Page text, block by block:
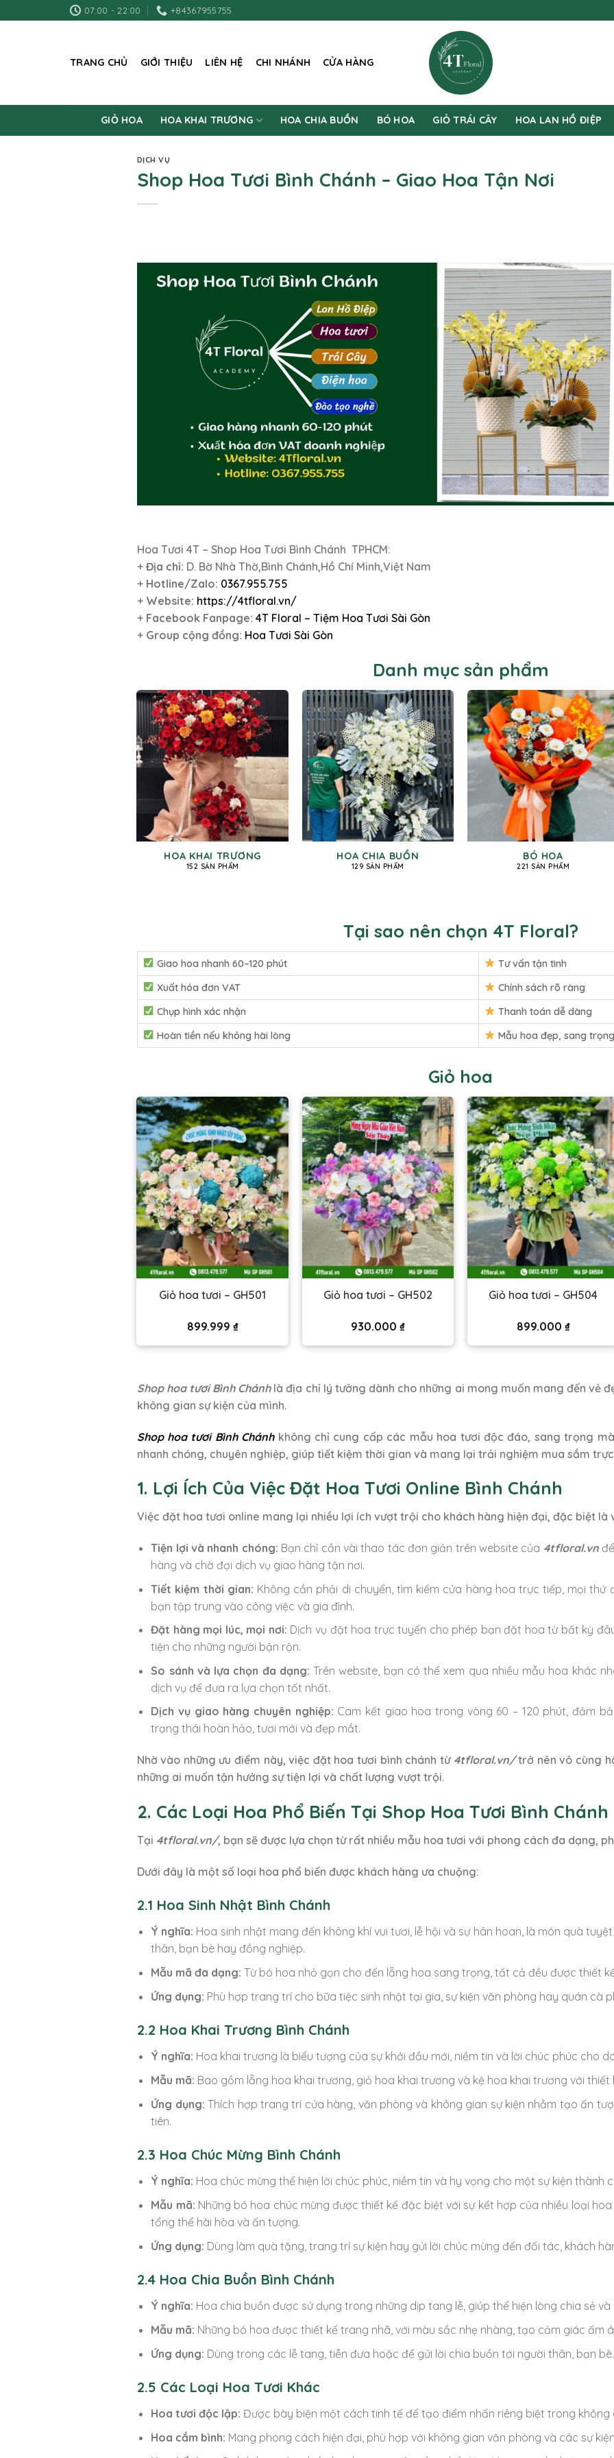
to
07:00 - 22:00 +84367955755
TRANG CHỦ GIỚI THIỆU LIÊN HỆ CHI NHÁNH CỬA HÀNG
GIỎ HOA HOA KHAI TRƯƠNG HOA CHIA BUỒN BÓ HOA GIỎ TRÁI CÂY HOA LAN HỒ ĐIỆP
DỊCH VỤ
Shop Hoa Tươi Bình Chánh – Giao Hoa Tận Nơi
Hoa Tươi 4T – Shop Hoa Tươi Bình Chánh TPHCM:
+ Địa chỉ: D. Bờ Nhà Thờ,Bình Chánh,Hồ Chí Minh,Việt Nam
+ Hotline/Zalo: 0367.955.755
+ Website: https://4tfloral.vn/
+ Facebook Fanpage: 4T Floral – Tiệm Hoa Tươi Sài Gòn
+ Group cộng đồng: Hoa Tươi Sài Gòn
Danh mục sản phẩm
HOA KHAI TRƯƠNG
152 SẢN PHẨM
HOA CHIA BUỒN
129 SẢN PHẨM
BÓ HOA
221 SẢN PHẨM
Tại sao nên chọn 4T Floral?
Giao hoa nhanh 60–120 phút
Tư vấn tận tình
Xuất hóa đơn VAT
Chính sách rõ ràng
Chụp hình xác nhận
Thanh toán dễ dàng
Hoàn tiền nếu không hài lòng
Mẫu hoa đẹp, sang trọng
Giỏ hoa
Giỏ hoa tươi – GH501
899.999 ₫
Giỏ hoa tươi – GH502
930.000 ₫
Giỏ hoa tươi – GH504
899.000 ₫
Shop hoa tươi Bình Chánhlà địa chỉ lý tưởng dành cho những ai mong muốn mang đến vẻ
không gian sự kiện của mình.
Shop hoa tươi Bình Chánhkhông chỉ cung cấp các mẫu hoa tươi độc đáo, sang trọng
nhanh chóng, chuyên nghiệp, giúp tiết kiệm thời gian và mang lại trải nghiệm mua sắm
1. Lợi Ích Của Việc Đặt Hoa Tươi Online Bình Chánh
Việc đặt hoa tươi online mang lại nhiều lợi ích vượt trội cho khách hàng hiện đại, đặc biệt là
Tiện lợi và nhanh chóng: Bạn chỉ cần vài thao tác đơn giản trên website của 4tfloral.vn
hàng và chờ đợi dịch vụ giao hàng tận nơi.
Tiết kiệm thời gian: Không cần phải di chuyển, tìm kiếm cửa hàng hoa trực tiếp, mọi thứ
bạn tập trung vào công việc và gia đình.
Đặt hàng mọi lúc, mọi nơi: Dịch vụ đặt hoa trực tuyến cho phép bạn đặt hoa từ bất kỳ
tiện cho những người bận rộn.
So sánh và lựa chọn đa dạng: Trên website, bạn có thể xem qua nhiều mẫu hoa khác
dịch vụ để đưa ra lựa chọn tốt nhất.
Dịch vụ giao hàng chuyên nghiệp: Cam kết giao hoa trong vòng 60 – 120 phút, đảm
trạng thái hoàn hảo, tươi mới và đẹp mắt.
Nhờ vào những ưu điểm này, việc đặt hoa tươi bình chánh từ 4tfloral.vn/trở nên vô cùng
những ai muốn tận hưởng sự tiện lợi và chất lượng vượt trội.
2. Các Loại Hoa Phổ Biến Tại Shop Hoa Tươi Bình Chánh
Tại 4tfloral.vn/, bạn sẽ được lựa chọn từ rất nhiều mẫu hoa tươi với phong cách đa dạng,
Dưới đây là một số loại hoa phổ biến được khách hàng ưa chuộng:
2.1 Hoa Sinh Nhật Bình Chánh
Ý nghĩa: Hoa sinh nhật mang đến không khí vui tươi, lễ hội và sự hân hoan, là món quà
thân, bạn bè hay đồng nghiệp.
Mẫu mã đa dạng: Từ bó hoa nhỏ gọn cho đến lẵng hoa sang trọng, tất cả đều được thiết
Ứng dụng: Phù hợp trang trí cho bữa tiệc sinh nhật tại gia, sự kiện văn phòng hay quán cà
2.2 Hoa Khai Trương Bình Chánh
Ý nghĩa: Hoa khai trương là biểu tượng của sự khởi đầu mới, niềm tin và lời chúc phúc cho
Mẫu mã: Bao gồm lẵng hoa khai trương, giỏ hoa khai trương và kệ hoa khai trương với thiết
Ứng dụng: Thích hợp trang trí cửa hàng, văn phòng và không gian sự kiện nhằm tạo ấn
tiên.
2.3 Hoa Chúc Mừng Bình Chánh
Ý nghĩa: Hoa chúc mừng thể hiện lời chúc phúc, niềm tin và hy vọng cho một sự kiện thành
Mẫu mã: Những bó hoa chúc mừng được thiết kế đặc biệt với sự kết hợp của nhiều loại
tổng thể hài hòa và ấn tượng.
Ứng dụng: Dùng làm quà tặng, trang trí sự kiện hay gửi lời chúc mừng đến đối tác, khách
2.4 Hoa Chia Buồn Bình Chánh
Ý nghĩa: Hoa chia buồn được sử dụng trong những dịp tang lễ, giúp thể hiện lòng chia sẻ
Mẫu mã: Những bó hoa được thiết kế trang nhã, với màu sắc nhẹ nhàng, tạo cảm giác ấm
Ứng dụng: Dùng trong các lễ tang, tiễn đưa hoặc để gửi lời chia buồn tới người thân, bạn bè.
2.5 Các Loại Hoa Tươi Khác
Hoa tươi độc lập: Được bày biện một cách tinh tế để tạo điểm nhấn riêng biệt trong không
Hoa cắm bình: Mang phong cách hiện đại, phù hợp với không gian văn phòng và các sự